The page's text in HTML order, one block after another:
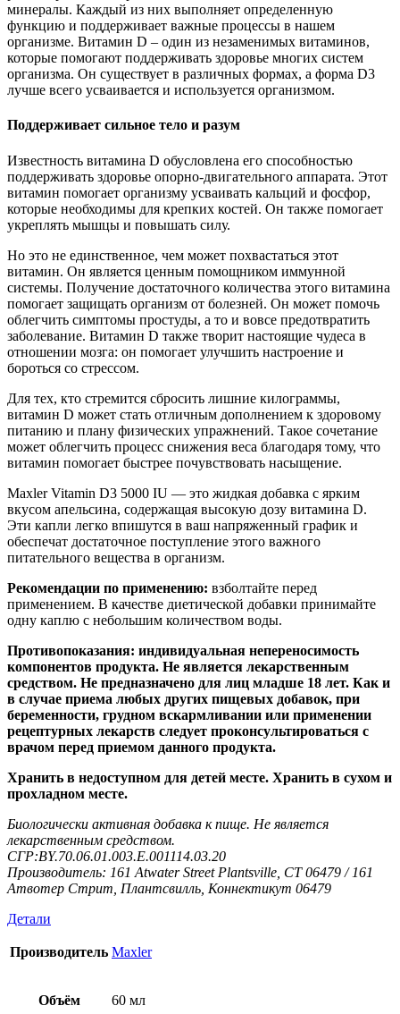
минералы. Каждый из них выполняет определенную
функцию и поддерживает важные процессы в нашем
организме. Витамин D – один из незаменимых витаминов,
которые помогают поддерживать здоровье многих систем
организма. Он существует в различных формах, а форма D3
лучше всего усваивается и используется организмом.
Поддерживает сильное тело и разум
Известность витамина D обусловлена его способностью
поддерживать здоровье опорно-двигательного аппарата. Этот
витамин помогает организму усваивать кальций и фосфор,
которые необходимы для крепких костей. Он также помогает
укреплять мышцы и повышать силу.
Но это не единственное, чем может похвастаться этот
витамин. Он является ценным помощником иммунной
системы. Получение достаточного количества этого витамина
помогает защищать организм от болезней. Он может помочь
облегчить симптомы простуды, а то и вовсе предотвратить
заболевание. Витамин D также творит настоящие чудеса в
отношении мозга: он помогает улучшить настроение и
бороться со стрессом.
Для тех, кто стремится сбросить лишние килограммы,
витамин D может стать отличным дополнением к здоровому
питанию и плану физических упражнений. Такое сочетание
может облегчить процесс снижения веса благодаря тому, что
витамин помогает быстрее почувствовать насыщение.
Maxler Vitamin D3 5000 IU — это жидкая добавка с ярким
вкусом апельсина, содержащая высокую дозу витамина D.
Эти капли легко впишутся в ваш напряженный график и
обеспечат достаточное поступление этого важного
питательного вещества в организм.
Рекомендации по применению: взболтайте перед
применением. В качестве диетической добавки принимайте
одну каплю с небольшим количеством воды.
Противопоказания: индивидуальная непереносимость
компонентов продукта. Не является лекарственным
средством. Не предназначено для лиц младше 18 лет. Как и
в случае приема любых других пищевых добавок, при
беременности, грудном вскармливании или применении
рецептурных лекарств следует проконсультироваться с
врачом перед приемом данного продукта.
Хранить в недоступном для детей месте. Хранить в сухом и
прохладном месте.
Биологически активная добавка к пище. Не является
лекарственным средством.
СГР:BY.70.06.01.003.Е.001114.03.20
Производитель: 161 Atwater Street Plantsville, CT 06479 / 161
Атвотер Стрит, Плантсвилль, Коннектикут 06479
Детали
Производитель Maxler
Объём 60 мл